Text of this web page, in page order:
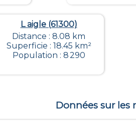
L aigle (61300)
Distance : 8.08 km
Superficie : 18.45 km²
Population : 8 290
Données sur